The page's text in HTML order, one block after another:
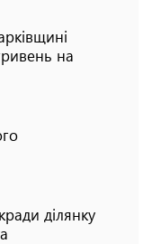
на
ділянку